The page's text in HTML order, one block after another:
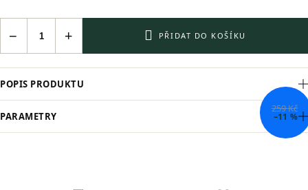
259 Kč
–11 %
+
− PŘIDAT DO KOŠÍKU
POPIS PRODUKTU
PARAMETRY